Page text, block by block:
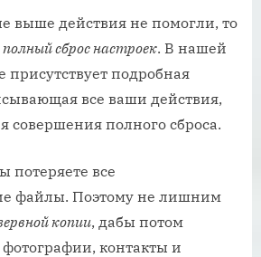
выше действия не помогли, то
сброс настроек. В нашей
присутствует подробная
все ваши действия,
совершения полного сброса.
потеряете все
файлы. Поэтому не лишним
копии, дабы потом
контакты и